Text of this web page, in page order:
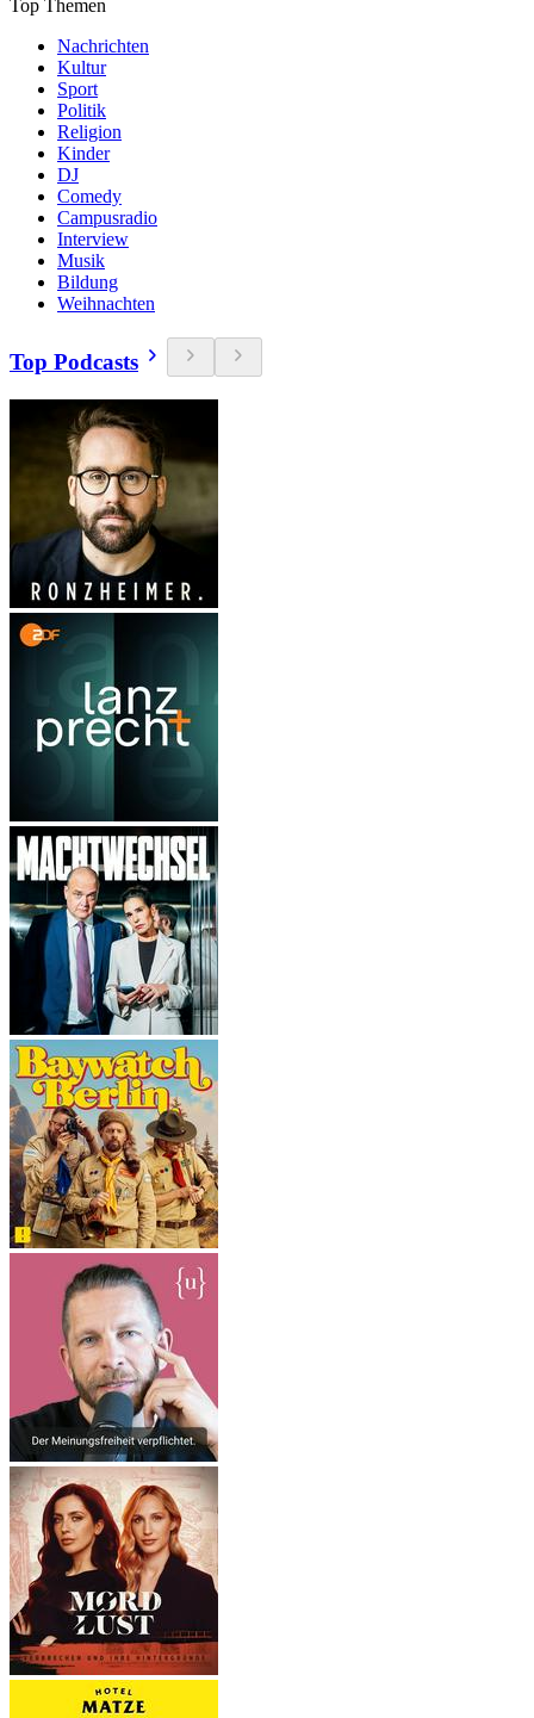
Top Themen
Nachrichten
Kultur
Sport
Politik
Religion
Kinder
DJ
Comedy
Campusradio
Interview
Musik
Bildung
Weihnachten
Top Podcasts